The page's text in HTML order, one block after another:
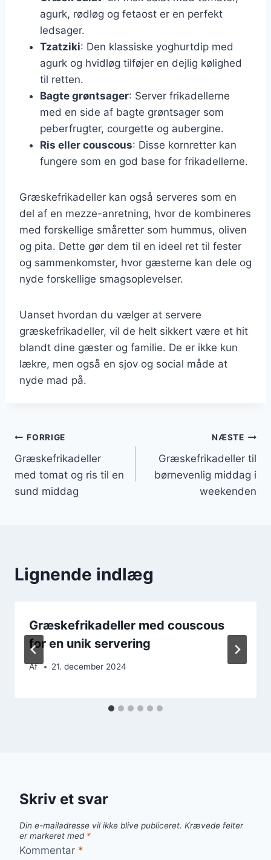
agurk, rødløg og fetaost er en perfekt
ledsager.
Tzatziki: Den klassiske yoghurtdip med
agurk og hvidløg tilføjer en dejlig kølighed
til retten.
Bagte grøntsager: Server frikadellerne
med en side af bagte grøntsager som
peberfrugter, courgette og aubergine.
Ris eller couscous: Disse kornretter kan
fungere som en god base for frikadellerne.
Græskefrikadeller kan også serveres som en
del af en mezze-anretning, hvor de kombineres
med forskellige småretter som hummus, oliven
og pita. Dette gør dem til en ideel ret til fester
og sammenkomster, hvor gæsterne kan dele og
nyde forskellige smagsoplevelser.
Uanset hvordan du vælger at servere
græskefrikadeller, vil de helt sikkert være et hit
blandt dine gæster og familie. De er ikke kun
lækre, men også en sjov og social måde at
nyde mad på.
Indlægsnavigation
FORRIGE
Græskefrikadeller
med tomat og ris til en
sund middag
NÆSTE
Græskefrikadeller til
børnevenlig middag i
weekenden
Lignende indlæg
Græskefrikadeller med couscous
for en unik servering
Af 21. december 2024
Skriv et svar
Din e-mailadresse vil ikke blive publiceret. Krævede felter
er markeret med *
Kommentar *